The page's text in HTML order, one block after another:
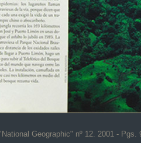
Geographic" nº 12. 2001 - Pgs.